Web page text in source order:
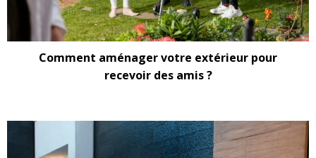
Comment aménager votre extérieur pour
recevoir des amis ?